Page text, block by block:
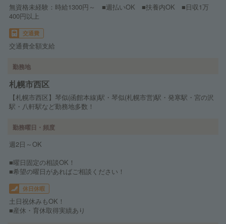
無資格未経験：時給1300円～ ■週払いOK ■扶養内OK ■日収1万
400円以上
交通費
交通費全額支給
勤務地
札幌市西区
【札幌市西区】琴似(函館本線)駅・琴似(札幌市営)駅・発寒駅・宮の沢
駅・八軒駅など勤務地多数！
勤務曜日・頻度
週2日～OK
■曜日固定の相談OK！
■希望の曜日があればご相談ください！
休日休暇
土日祝休みもOK！
■産休・育休取得実績あり